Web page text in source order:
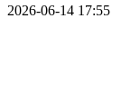
2026-06-14 17:55